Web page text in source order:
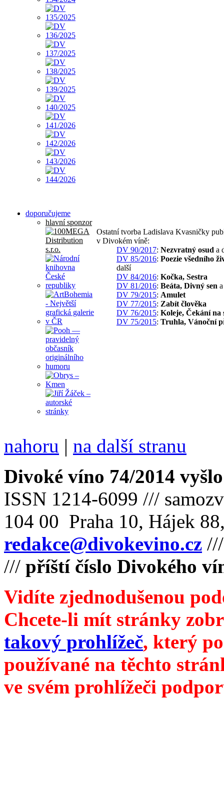
doporučujeme
hlavní sponzor
Ostatní tvorba Ladislava Kvasničky
v Divokém víně:
DV 90/2017: Nezvratný osud a
DV 85/2016: Poezie všedního
další
DV 84/2016: Kočka, Sestra
DV 81/2016: Beáta, Divný sen
DV 79/2015: Amulet
DV 77/2015: Zabít člověka
DV 76/2015: Koleje, Čekání na
DV 75/2015: Truhla, Vánoční
nahoru | na další stranu
Divoké víno 74/2014
ISSN 1214-6099 ///
104 00 Praha 10, Hájek
redakce@divokevino.cz
/// příští číslo Divokého
Vidíte zjednodušenou
Chcete-li mít stránky
takový prohlížeč, který
používané na těchto
ve svém prohlížeči